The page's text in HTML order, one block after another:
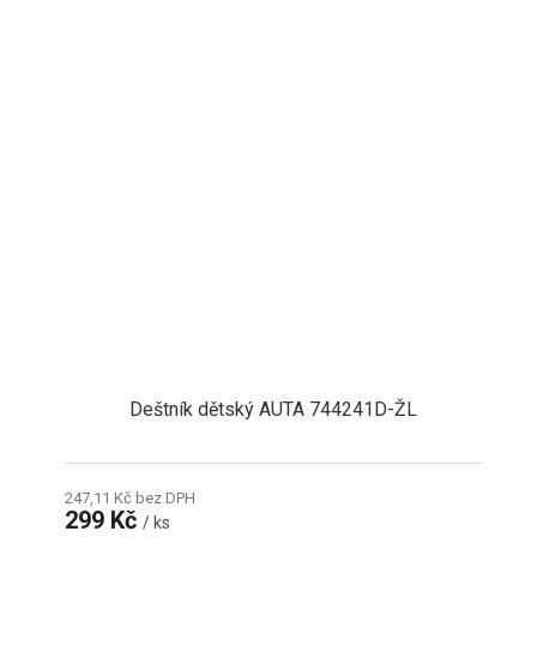
Deštník dětský AUTA 744241D-ŽL
247,11 Kč bez DPH
299 Kč/ ks